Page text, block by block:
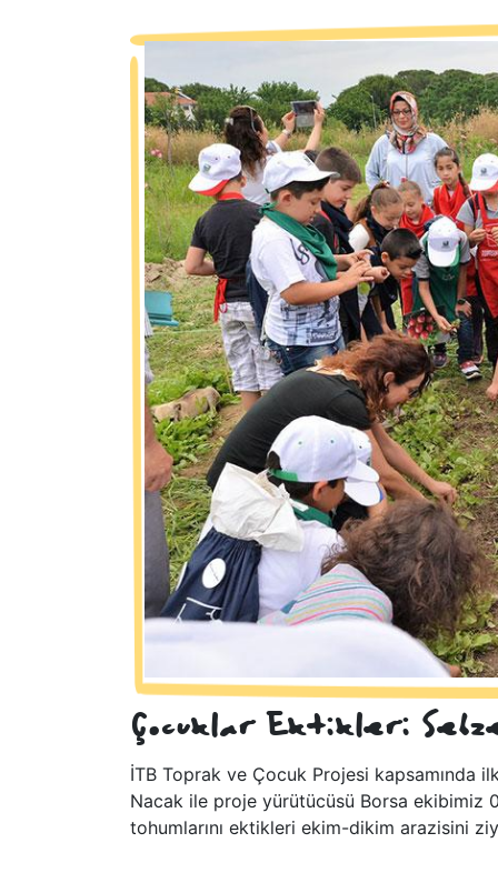
Çocuklar Ektikleri
İTB Toprak ve Çocuk Projesi kapsamında
Nacak ile proje yürütücüsü Borsa ekibimiz
tohumlarını ektikleri ekim-dikim arazisini